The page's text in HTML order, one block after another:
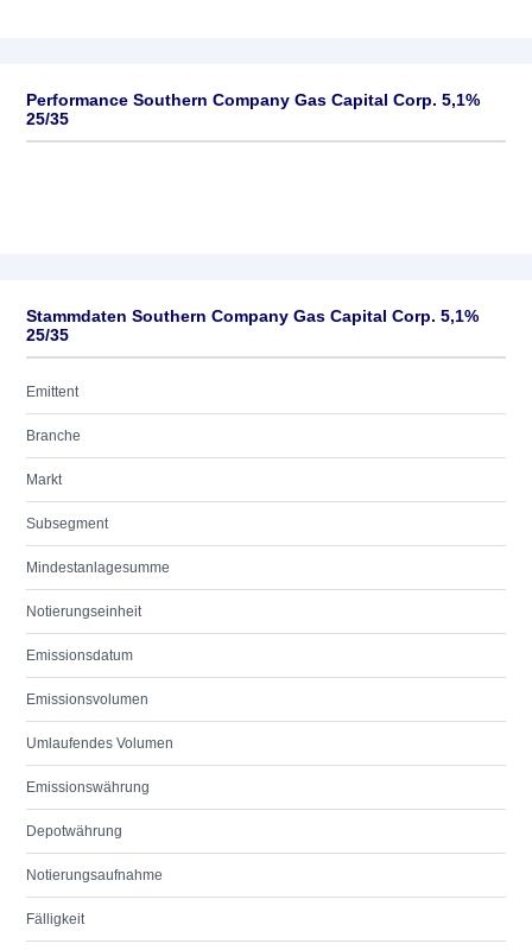
Performance Southern Company Gas Capital Corp. 5,1%
25/35
Stammdaten Southern Company Gas Capital Corp. 5,1%
25/35
Emittent
Branche
Markt
Subsegment
Mindestanlagesumme
Notierungseinheit
Emissionsdatum
Emissionsvolumen
Umlaufendes Volumen
Emissionswährung
Depotwährung
Notierungsaufnahme
Fälligkeit